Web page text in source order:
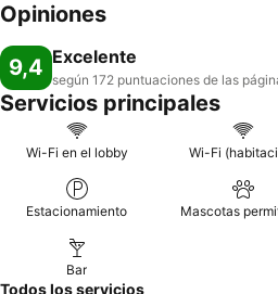
Opiniones
9,4 Excelente
según 172 puntuaciones de las
Servicios principales
Wi-Fi en el lobby Wi-Fi
Estacionamiento Mascotas
Bar
Todos los servicios